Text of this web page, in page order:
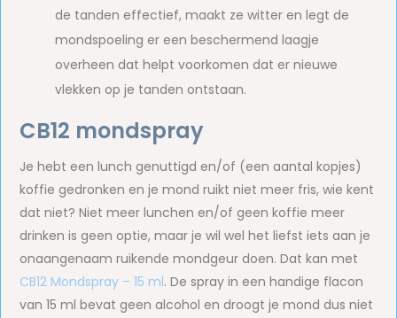
de tanden effectief, maakt ze witter en legt de
mondspoeling er een beschermend laagje
overheen dat helpt voorkomen dat er nieuwe
vlekken op je tanden ontstaan.
CB12 mondspray
Je hebt een lunch genuttigd en/of (een aantal kopjes)
koffie gedronken en je mond ruikt niet meer fris, wie kent
dat niet? Niet meer lunchen en/of geen koffie meer
drinken is geen optie, maar je wil wel het liefst iets aan je
onaangenaam ruikende mondgeur doen. Dat kan met
CB12 Mondspray – 15 ml. De spray in een handige flacon
van 15 ml bevat geen alcohol en droogt je mond dus niet